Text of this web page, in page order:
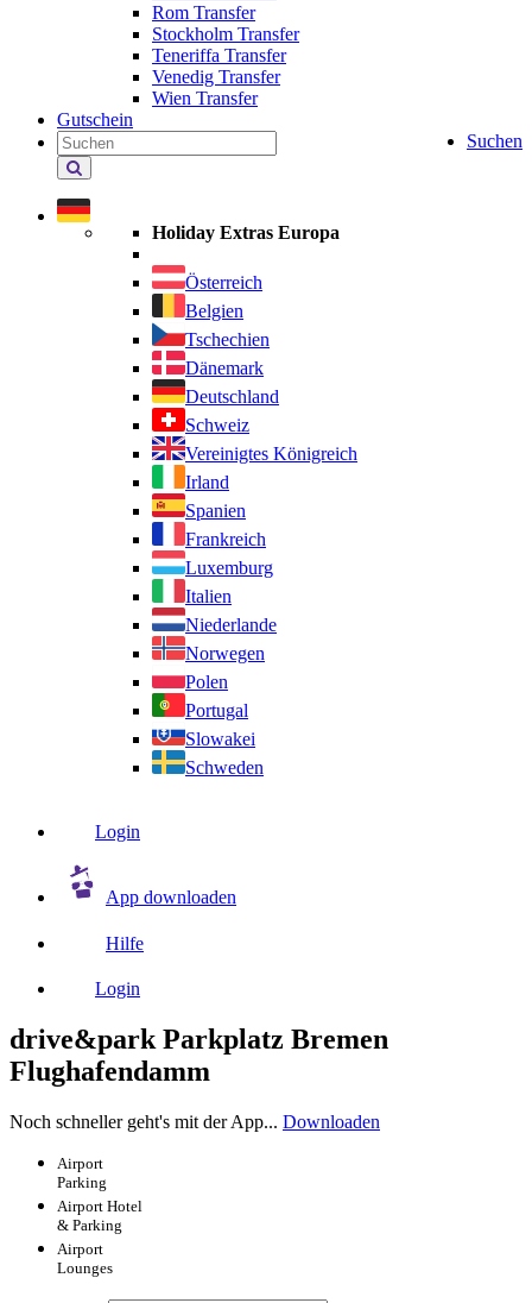
Rom Transfer
Stockholm Transfer
Teneriffa Transfer
Venedig Transfer
Wien Transfer
Gutschein
Suchen
Holiday Extras durchsuchen
Holiday Extras Europa
Österreich
Belgien
Tschechien
Dänemark
Deutschland
Schweiz
Vereinigtes Königreich
Irland
Spanien
Frankreich
Luxemburg
Italien
Niederlande
Norwegen
Polen
Portugal
Slowakei
Schweden
Login
App downloaden
Hilfe
Login
drive&park Parkplatz Bremen
Flughafendamm
Noch schneller geht's mit der App... Downloaden
Airport
Parking
Airport Hotel
& Parking
Airport
Lounges